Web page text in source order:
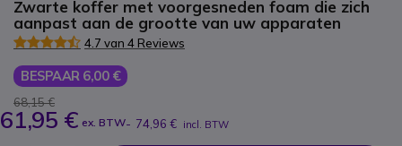
Zwarte koffer met voorgesneden foam die zich
aanpast aan de grootte van uw apparaten
4.7 van 4 Reviews
BESPAAR 6,00 €
68,15 €
61,95 € ex. BTW- 74,96 € incl. BTW